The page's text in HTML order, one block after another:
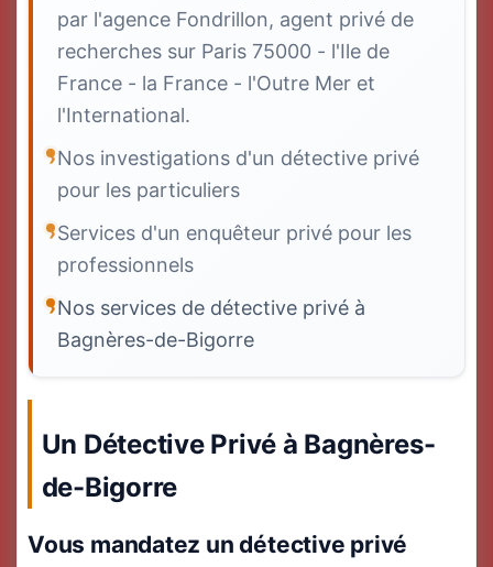
par l'agence Fondrillon, agent privé de
recherches sur Paris 75000 - l'Ile de
France - la France - l'Outre Mer et
l'International.
Nos investigations d'un détective privé
pour les particuliers
Services d'un enquêteur privé pour les
professionnels
Nos services de détective privé à
Bagnères-de-Bigorre
Un Détective Privé à Bagnères-
de-Bigorre
Vous mandatez un détective privé